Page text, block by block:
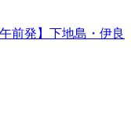
前発】下地島・伊良